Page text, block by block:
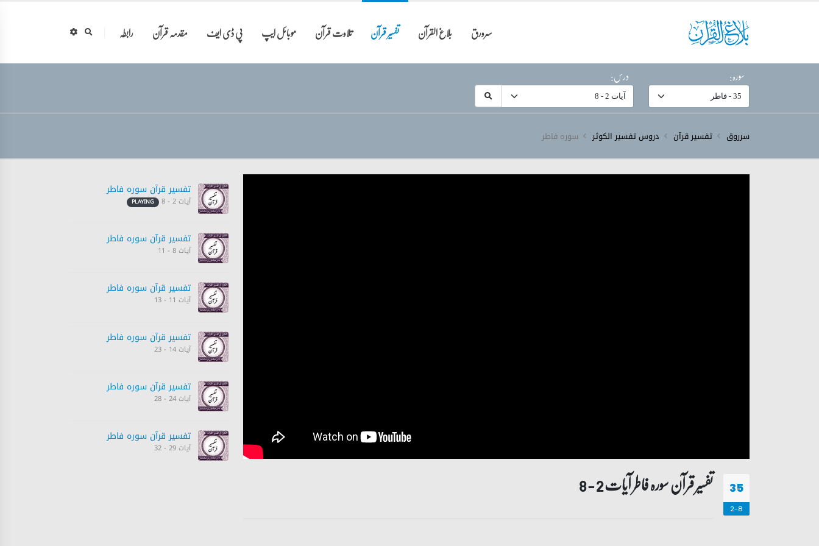
سرورق بلاغ القرآن تفسیر قرآن تلاوت قرآن موبائل ایپ پی ڈی ایف مقدمہ قرآن
رابطہ
سورہ:
درس:
سرروق تفسیر قرآن دروس تفسیر الکوثر سورہ ‎فاطر‎
35
2-8
تفسیر قرآن سورہ ‎فاطر‎ آیات 2 - 8
تفسیر قرآن سورہ ‎فاطر‎
آیات 2 - 8 PLAYING
تفسیر قرآن سورہ ‎فاطر‎
آیات 8 - 11
تفسیر قرآن سورہ ‎فاطر‎
آیات 11 - 13
تفسیر قرآن سورہ ‎فاطر‎
آیات 14 - 23
تفسیر قرآن سورہ ‎فاطر‎
آیات 24 - 28
تفسیر قرآن سورہ ‎فاطر‎
آیات 29 - 32